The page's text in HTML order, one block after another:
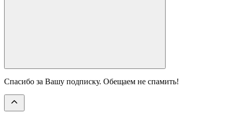
Спасибо за Вашу подписку. Обещаем не спамить!